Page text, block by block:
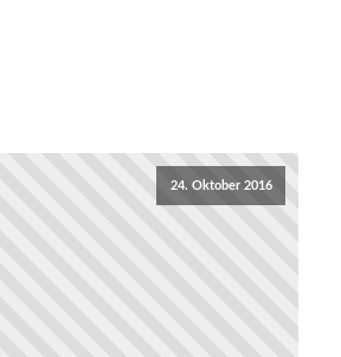
24. Oktober 2016